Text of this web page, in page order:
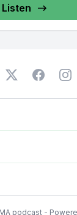
Listen
podcast -